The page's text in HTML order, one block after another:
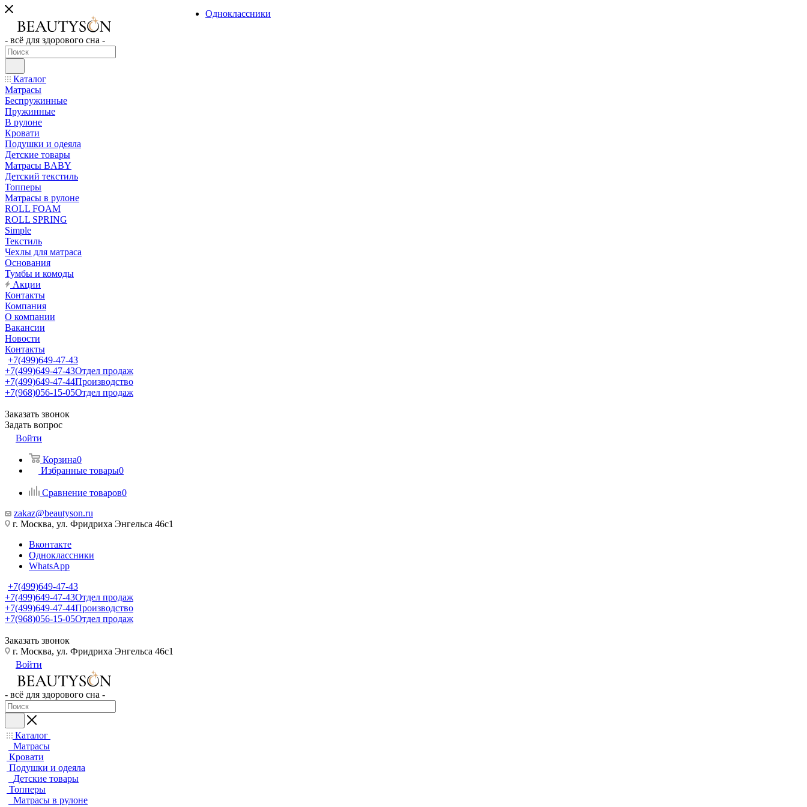
- всё для здорового сна -
Каталог
Матрасы
Беспружинные
Пружинные
В рулоне
Кровати
Подушки и одеяла
Детские товары
Матрасы BABY
Детский текстиль
Топперы
Матрасы в рулоне
ROLL FOAM
ROLL SPRING
Simple
Текстиль
Чехлы для матраса
Основания
Тумбы и комоды
Акции
Контакты
Компания
О компании
Вакансии
Новости
Контакты
+7(499)649-47-43
+7(499)649-47-43Отдел продаж
+7(499)649-47-44Производство
+7(968)056-15-05Отдел продаж
Заказать звонок
Задать вопрос
Войти
Корзина0
Избранные товары0
Сравнение товаров0
zakaz@beautyson.ru
г. Москва, ул. Фридриха Энгельса 46с1
Вконтакте
Одноклассники
WhatsApp
+7(499)649-47-43
+7(499)649-47-43Отдел продаж
+7(499)649-47-44Производство
+7(968)056-15-05Отдел продаж
Заказать звонок
Одноклассники
г. Москва, ул. Фридриха Энгельса 46с1
Войти
- всё для здорового сна -
Каталог
Матрасы
Кровати
Подушки и одеяла
Детские товары
Топперы
Матрасы в рулоне